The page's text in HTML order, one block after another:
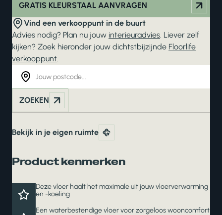
GRATIS KLEURSTAAL AANVRAGEN
Vind een verkooppunt in de buurt
Advies nodig? Plan nu jouw interieuradvies. Liever zelf
kijken? Zoek hieronder jouw dichtstbijzijnde Floorlife
verkooppunt.
ZOEKEN
Bekijk in je eigen ruimte
Product kenmerken
Deze vloer haalt het maximale uit jouw vloerverwarming
en -koeling
Een waterbestendige vloer voor zorgeloos wooncomfort